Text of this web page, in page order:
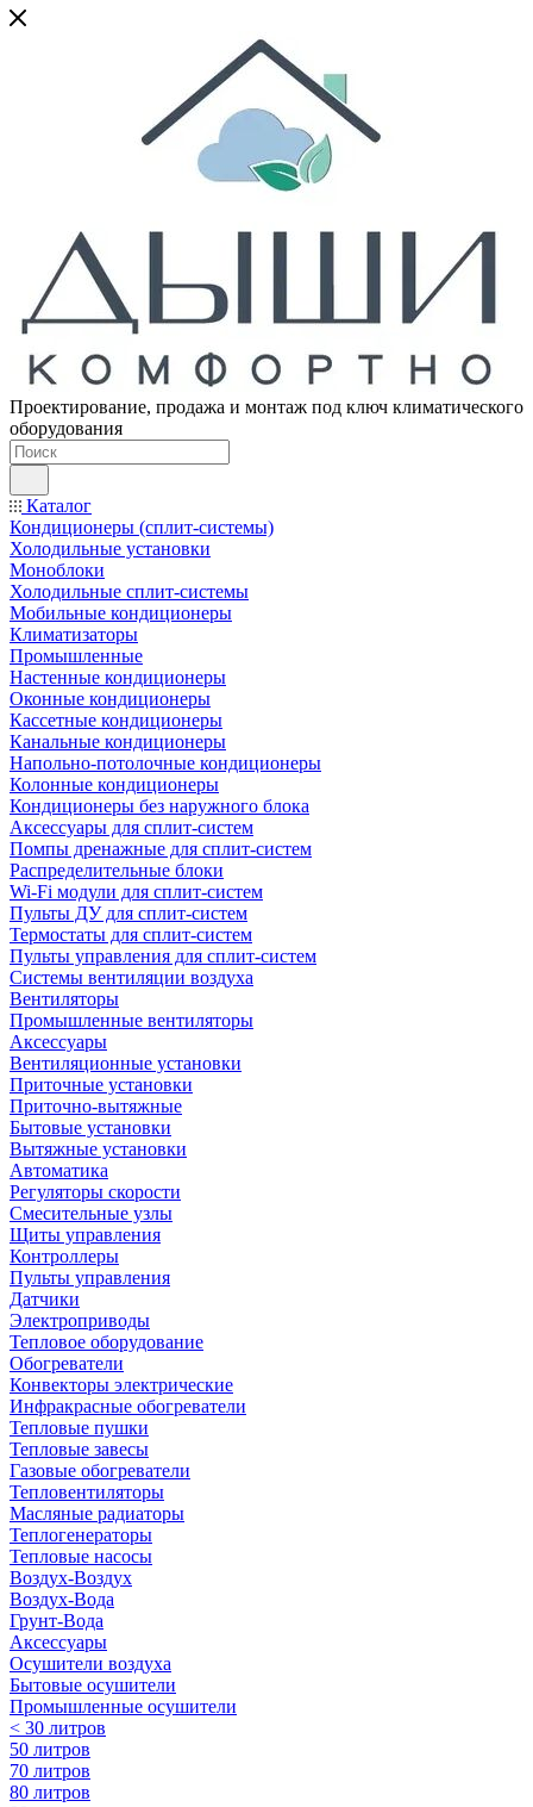
Проектирование, продажа и монтаж под ключ климатического
оборудования
Каталог
Кондиционеры (сплит-системы)
Холодильные установки
Моноблоки
Холодильные сплит-системы
Мобильные кондиционеры
Климатизаторы
Промышленные
Настенные кондиционеры
Оконные кондиционеры
Кассетные кондиционеры
Канальные кондиционеры
Напольно-потолочные кондиционеры
Колонные кондиционеры
Кондиционеры без наружного блока
Аксессуары для сплит-систем
Помпы дренажные для сплит-систем
Распределительные блоки
Wi-Fi модули для сплит-систем
Пульты ДУ для сплит-систем
Термостаты для сплит-систем
Пульты управления для сплит-систем
Системы вентиляции воздуха
Вентиляторы
Промышленные вентиляторы
Аксессуары
Вентиляционные установки
Приточные установки
Приточно-вытяжные
Бытовые установки
Вытяжные установки
Автоматика
Регуляторы скорости
Смесительные узлы
Щиты управления
Контроллеры
Пульты управления
Датчики
Электроприводы
Тепловое оборудование
Обогреватели
Конвекторы электрические
Инфракрасные обогреватели
Тепловые пушки
Тепловые завесы
Газовые обогреватели
Тепловентиляторы
Масляные радиаторы
Теплогенераторы
Тепловые насосы
Воздух-Воздух
Воздух-Вода
Грунт-Вода
Аксессуары
Осушители воздуха
Бытовые осушители
Промышленные осушители
< 30 литров
50 литров
70 литров
80 литров